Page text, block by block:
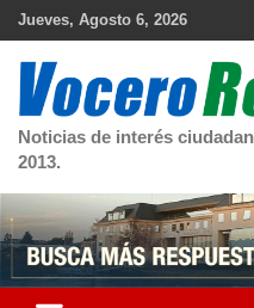
Skip
Jueves, Agosto 6, 2026
Noticias de interés
2013.